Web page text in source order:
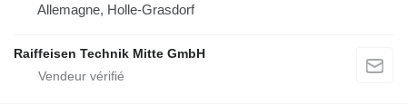
Allemagne, Holle-Grasdorf
Raiffeisen Technik Mitte GmbH